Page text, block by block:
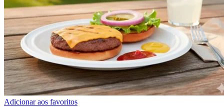
Adicionar aos favoritos